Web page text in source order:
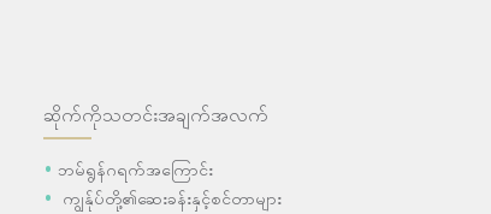
ဆိုက်ကိုသတင်းအချက်အလက်
ဘမ်ရွန်ဂရက်အကြောင်း
ကျွန်ုပ်တို့၏ဆေးခန်းနှင့်စင်တာများ